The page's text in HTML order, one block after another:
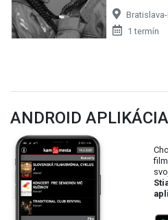
1 termín
ANDROID APLIKÁCIA